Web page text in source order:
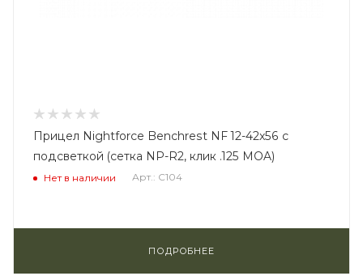
Прицел Nightforce Benchrest NF 12-42x56 с
подсветкой (сетка NP-R2, клик .125 MOA)
Нет в наличии Арт.: C104
ПОДРОБНЕЕ